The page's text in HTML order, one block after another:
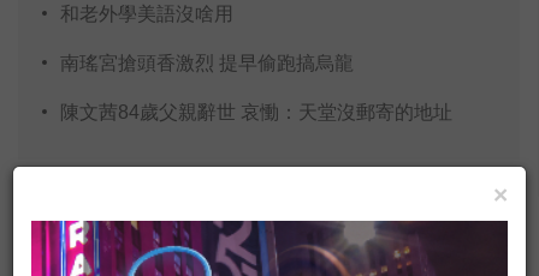
和老外學美語沒啥用
南瑤宮搶頭香激烈 提早偷跑搞烏龍
陳文茜84歲父親辭世 哀慟：天堂沒郵寄的地址
×